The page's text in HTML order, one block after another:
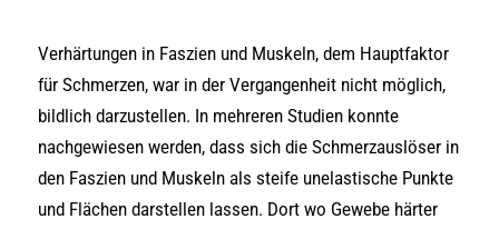
Verhärtungen in Faszien und Muskeln, dem Hauptfaktor
für Schmerzen, war in der Vergangenheit nicht möglich,
bildlich darzustellen. In mehreren Studien konnte
nachgewiesen werden, dass sich die Schmerzauslöser in
den Faszien und Muskeln als steife unelastische Punkte
und Flächen darstellen lassen. Dort wo Gewebe härter